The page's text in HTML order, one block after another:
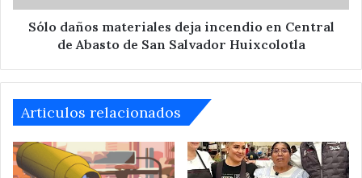
Abasto
Sólo daños materiales deja incendio en Central
de Abasto de San Salvador Huixcolotla
Articulos relacionados